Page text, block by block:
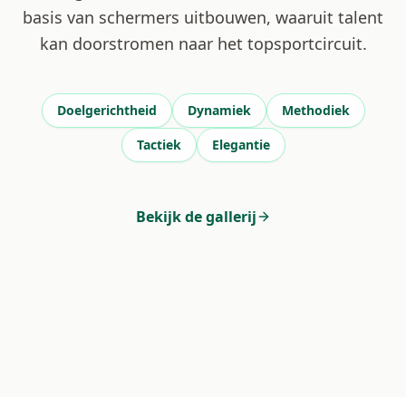
basis van schermers uitbouwen, waaruit talent
kan doorstromen naar het topsportcircuit.
Doelgerichtheid Dynamiek
Methodiek
Tactiek
Elegantie
Bekijk de gallerij